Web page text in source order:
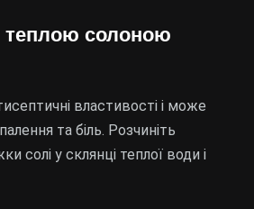
теплою солоною
властивості і може
та біль. Розчиніть
солі у склянці теплої води і